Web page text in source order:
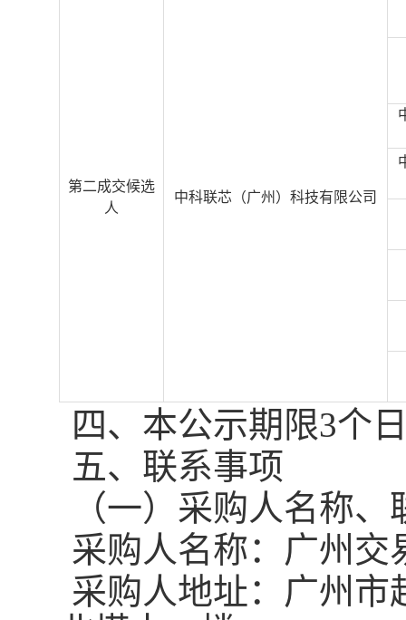
第二成交候选
人
中科联芯（广州）科技有限公司
四、本公示期限3个
五、联系事项
（一） 采购人名称、
采购人名称：广州交
采购人地址：广州市